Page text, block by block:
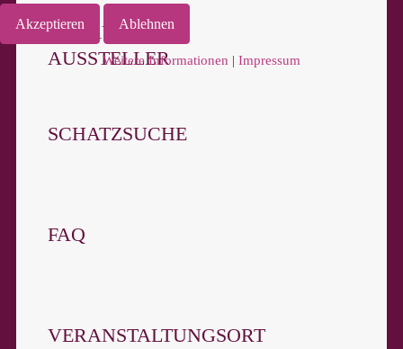
ABLAUF ALS
AUSSTELLER
SCHATZSUCHE
FAQ
VERANSTALTUNGSORT
Akzeptieren Ablehnen
Weitere Informationen | Impressum